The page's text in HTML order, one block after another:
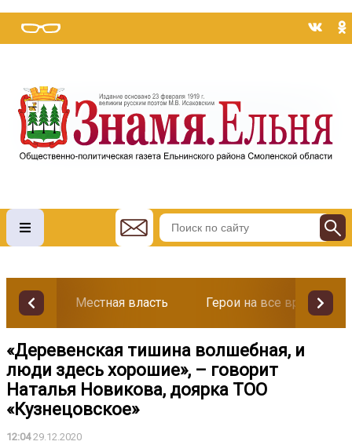
Местная власть Герои на все времена
«Деревенская тишина волшебная, и
люди здесь хорошие», – говорит
Наталья Новикова, доярка ТОО
«Кузнецовское»
12:0429.12.2020